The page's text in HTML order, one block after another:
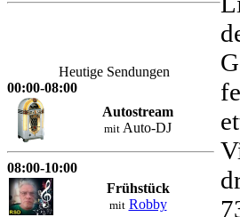
Heutige Sendungen
00:00-08:00
Autostream
mit Auto-DJ
08:00-10:00
Frühstück
mit Robby